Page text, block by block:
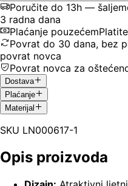
Poručite do 13h —
3 radna dana
Plaćanje pouzećem
Povrat do 30 dana, bez
povrat novca
Povrat novca za
Dostava
Plaćanje
Materijal
SKU LN000617-1
Opis proizvoda